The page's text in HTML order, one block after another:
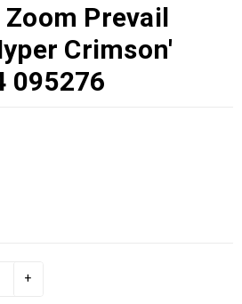
Prevail
Crimson'
095276
+